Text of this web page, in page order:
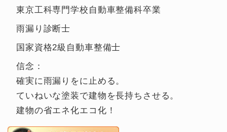
東京工科専門学校自動車整備科卒業
雨漏り診断士
国家資格2級自動車整備士
信念：
確実に雨漏りをに止める。
ていねいな塗装で建物を長持ちさせる。
建物の省エネ化エコ化！